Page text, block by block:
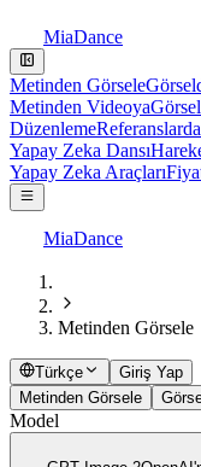
MiaDance
Metinden Görsele
Metinden Videoya
Düzenleme
Yapay Zeka Dansı
Yapay Zeka Araçları
MiaDance
Metinden Görsele
Türkçe
Giriş Yap
Metinden Görsele
Model